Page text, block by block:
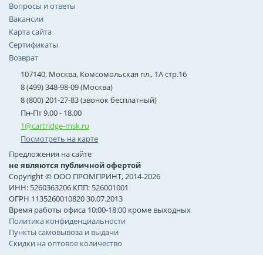
Вопросы и ответы
Вакансии
Карта сайта
Сертификаты
Возврат
107140, Москва, Комсомольская пл., 1А стр.16
8 (499) 348-98-09 (Москва)
8 (800) 201-27-83 (звонок бесплатный)
Пн-Пт 9.00 - 18.00
1@cartridge-msk.ru
Посмотреть на карте
Предложения на сайте
не являются публичной офертой
Copyright © ООО ПРОМПРИНТ, 2014-2026
ИНН: 5260363206 КПП: 526001001
ОГРН 1135260010820 30.07.2013
Время работы офиса 10:00-18:00 кроме выходных
Политика конфиденциальности
Пункты самовывоза и выдачи
Скидки на оптовое количество